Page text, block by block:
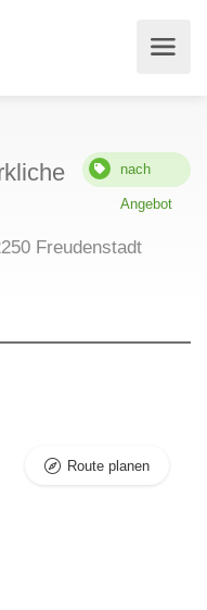
nach
Angebot
Freudenstadt
Route planen